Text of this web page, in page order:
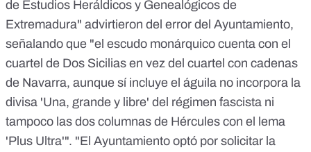
de Estudios Heráldicos y Genealógicos de
Extremadura" advirtieron del error del Ayuntamiento,
señalando que "el escudo monárquico cuenta con el
cuartel de Dos Sicilias en vez del cuartel con cadenas
de Navarra, aunque sí incluye el águila no incorpora la
divisa 'Una, grande y libre' del régimen fascista ni
tampoco las dos columnas de Hércules con el lema
'Plus Ultra'". "El Ayuntamiento optó por solicitar la